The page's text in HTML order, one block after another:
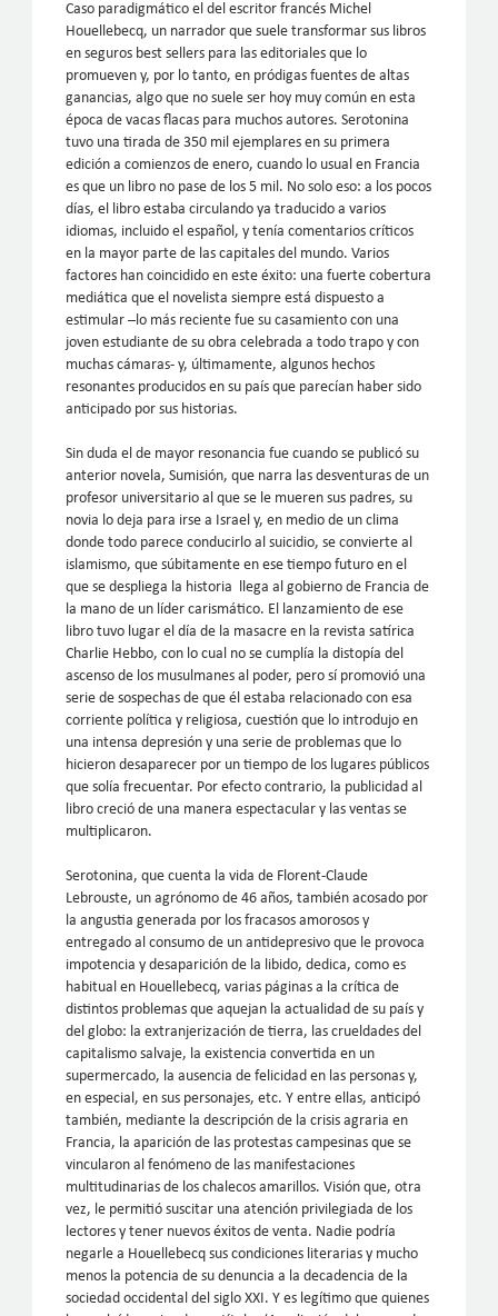
Caso paradigmático el del escritor francés Michel
Houellebecq, un narrador que suele transformar sus libros
en seguros best sellers para las editoriales que lo
promueven y, por lo tanto, en pródigas fuentes de altas
ganancias, algo que no suele ser hoy muy común en esta
época de vacas flacas para muchos autores. Serotonina
tuvo una tirada de 350 mil ejemplares en su primera
edición a comienzos de enero, cuando lo usual en Francia
es que un libro no pase de los 5 mil. No solo eso: a los pocos
días, el libro estaba circulando ya traducido a varios
idiomas, incluido el español, y tenía comentarios críticos
en la mayor parte de las capitales del mundo. Varios
factores han coincidido en este éxito: una fuerte cobertura
mediática que el novelista siempre está dispuesto a
estimular –lo más reciente fue su casamiento con una
joven estudiante de su obra celebrada a todo trapo y con
muchas cámaras- y, últimamente, algunos hechos
resonantes producidos en su país que parecían haber sido
anticipado por sus historias.
Sin duda el de mayor resonancia fue cuando se publicó su
anterior novela, Sumisión, que narra las desventuras de un
profesor universitario al que se le mueren sus padres, su
novia lo deja para irse a Israel y, en medio de un clima
donde todo parece conducirlo al suicidio, se convierte al
islamismo, que súbitamente en ese tiempo futuro en el
que se despliega la historia llega al gobierno de Francia de
la mano de un líder carismático. El lanzamiento de ese
libro tuvo lugar el día de la masacre en la revista satírica
Charlie Hebbo, con lo cual no se cumplía la distopía del
ascenso de los musulmanes al poder, pero sí promovió una
serie de sospechas de que él estaba relacionado con esa
corriente política y religiosa, cuestión que lo introdujo en
una intensa depresión y una serie de problemas que lo
hicieron desaparecer por un tiempo de los lugares públicos
que solía frecuentar. Por efecto contrario, la publicidad al
libro creció de una manera espectacular y las ventas se
multiplicaron.
Serotonina, que cuenta la vida de Florent-Claude
Lebrouste, un agrónomo de 46 años, también acosado por
la angustia generada por los fracasos amorosos y
entregado al consumo de un antidepresivo que le provoca
impotencia y desaparición de la libido, dedica, como es
habitual en Houellebecq, varias páginas a la crítica de
distintos problemas que aquejan la actualidad de su país y
del globo: la extranjerización de tierra, las crueldades del
capitalismo salvaje, la existencia convertida en un
supermercado, la ausencia de felicidad en las personas y,
en especial, en sus personajes, etc. Y entre ellas, anticipó
también, mediante la descripción de la crisis agraria en
Francia, la aparición de las protestas campesinas que se
vincularon al fenómeno de las manifestaciones
multitudinarias de los chalecos amarillos. Visión que, otra
vez, le permitió suscitar una atención privilegiada de los
lectores y tener nuevos éxitos de venta. Nadie podría
negarle a Houellebecq sus condiciones literarias y mucho
menos la potencia de su denuncia a la decadencia de la
sociedad occidental del siglo XXI. Y es legítimo que quienes